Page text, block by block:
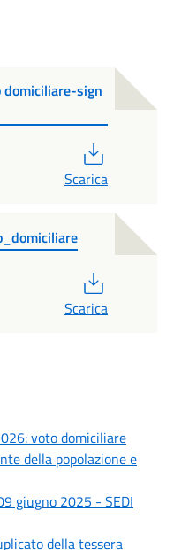
sign
Scarica
Scarica
voto domiciliare
della popolazione e
giugno 2025 - SEDI
della tessera